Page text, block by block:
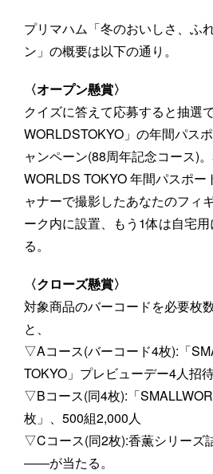
プリマハム「冬のおいしさ、ふ
ン」の概要は以下の通り。
〈オープン懸賞〉
クイズに答えて応募すると抽選
WORLDSTOKYO」の年間パス
ャンペーン(88周年記念コース)
WORLDS TOKYO 年間パスポー
ャナーで撮影したあなたのフィ
ーク内に設置、もう1体は自宅
る。
〈クローズ懸賞〉
対象商品のバーコードを必要枚
と、
▽Aコース(バーコード4枚):「
TOKYO」プレビューデー4人招
▽Bコース(同4枚):「
枚」、500組2,000人
▽Cコース(同2枚):香薫シリーズ
――が当たる。